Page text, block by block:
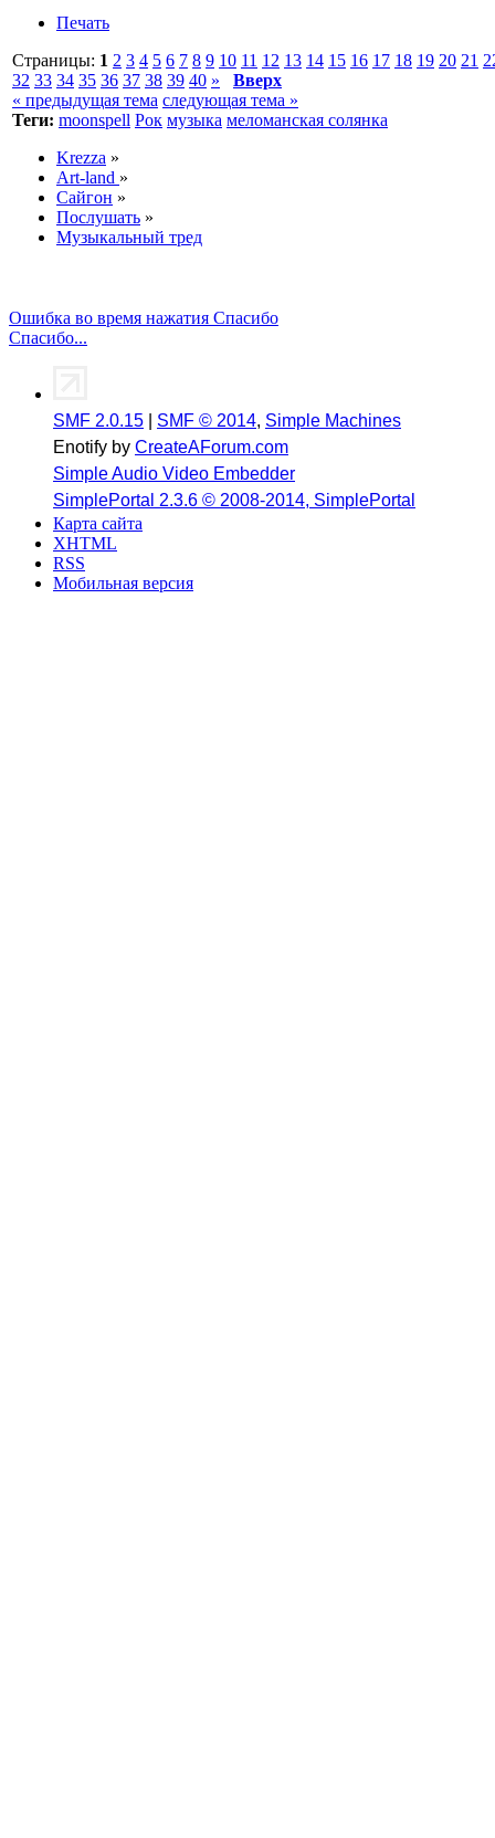
Печать
Страницы: 1 2 3 4 5 6 7 8 9 10 11 12 13 14 15 16 17 18 19 20 21
32 33 34 35 36 37 38 39 40 »
Вверх
« предыдущая тема следующая тема »
Теги: moonspell Рок музыка меломанская солянка
Krezza »
Art-land »
Сайгон »
Послушать »
Музыкальный тред
Ошибка во время нажатия Спасибо
Спасибо...
SMF 2.0.15 SMF © 2014, Simple Machines
Enotify by CreateAForum.com
Simple Audio Video Embedder
SimplePortal 2.3.6 © 2008-2014, SimplePortal
Карта сайта
XHTML
RSS
Мобильная версия